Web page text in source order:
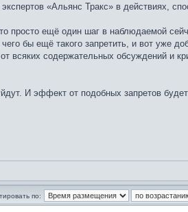
«Альянс Тракс» в действиях,
ещё один шаг в наблюдаемой
бы ещё такого запретить, и вот уже
всяких содержательных обсуждений и
И эффект от подобных запретов
по: